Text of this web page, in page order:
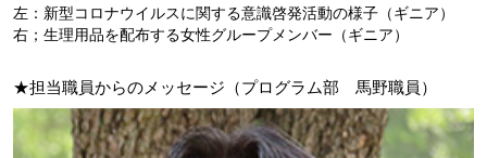
左：新型コロナウイルスに関する意識啓発活動の様子（ギニア）
右；生理用品を配布する女性グループメンバー（ギニア）
★担当職員からのメッセージ（プログラム部 馬野職員）